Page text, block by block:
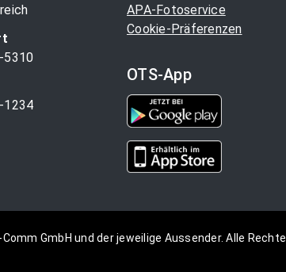
5310
1234
APA-Fotoservice
Cookie-Präferenzen
OTS-App
GmbH und der jeweilige Aussender. Alle Rechte